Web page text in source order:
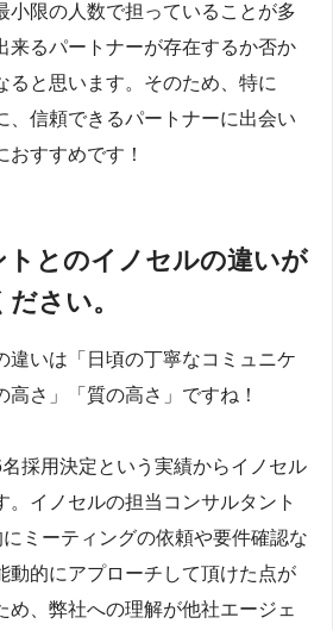
小限の人数で担っていることが多
来るパートナーが存在するか否か
ると思います。そのため、特に
、信頼できるパートナーに出会い
おすすめです！
トとのイノセルの違いが
さい。
違いは「日頃の丁寧なコミュニケ
高さ」「質の高さ」ですね！
採用決定という実績からイノセル
。イノセルの担当コンサルタント
ミーティングの依頼や要件確認な
動的にアプローチして頂けた点が
め、弊社への理解が他社エージェ